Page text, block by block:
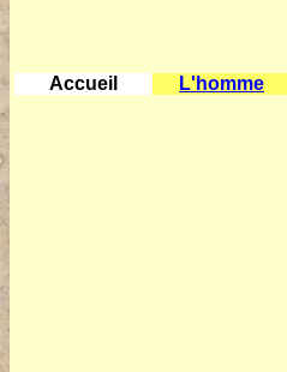
Accueil L'homme